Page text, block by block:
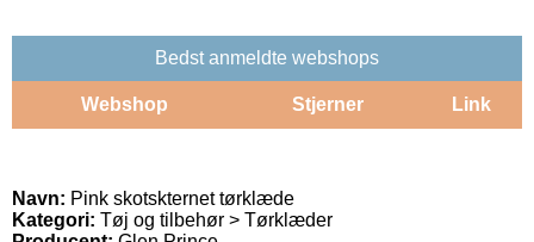
Bedst anmeldte webshops
Webshop Stjerner Link
Navn: Pink skotskternet tørklæde
Kategori: Tøj og tilbehør > Tørklæder